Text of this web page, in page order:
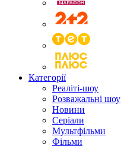
Категорії
Реаліті-шоу
Розважальні шоу
Новини
Серіали
Мультфільми
Фільми